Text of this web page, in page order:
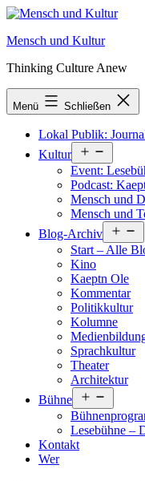
Zum
springen
Mensch und Kultur
Thinking Culture Anew
Menü Schließen
Lokal Publik:
Kultur
öffnen
Event:
Podcast:
Mensch und
Mensch und
Blog-Archiv
Start – Alle
Kino
Kaeptn Ole
Kommentar
Politikkultur
Kolumne
Sprachkultur
Theater
Architektur
Bühne
öffnen
Lesebühne –
Kontakt
Wer